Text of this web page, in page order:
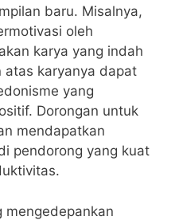
baru. Misalnya,
oleh
karya yang indah
atas karyanya dapat
yang
Dorongan untuk
mendapatkan
pendorong yang kuat
mengedepankan